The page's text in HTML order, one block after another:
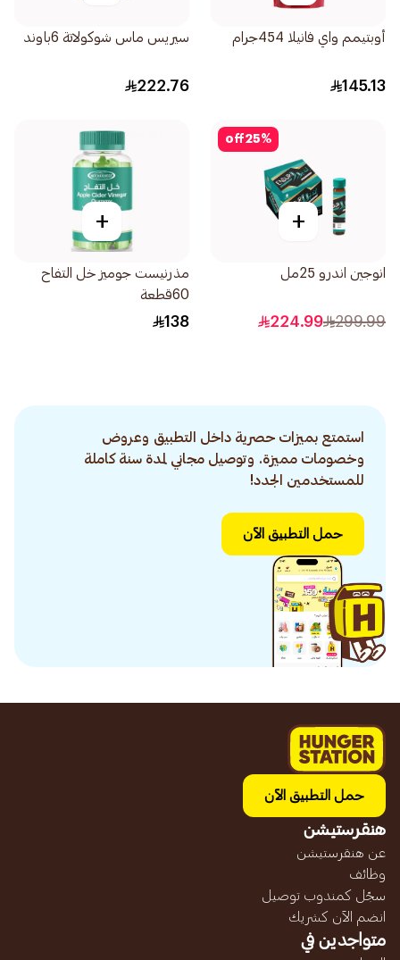
أوبتيمم واي فانيلا 454جرام
145.13
سيريس ماس شوكولاتة 6باوند
222.76
25%
off
+
انوجين اندرو 25مل
299.99
224.99
+
مذرنيست جوميز خل التفاح
60قطعة
138
استمتع بميزات حصرية داخل التطبيق وعروض
وخصومات مميزة. وتوصيل مجاني لمدة سنة كاملة
للمستخدمين الجدد!
حمل التطبيق الآن
حمل التطبيق الآن
هنقرستيشن
عن هنقرستيشن
وظائف
سجّل كمندوب توصيل
انضم الآن كشريك
متواجدين في